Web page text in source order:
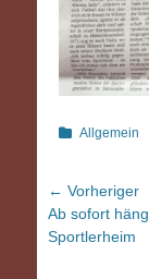
Kategorien
Allgemein
← Vorheriger
Vorheriger
Beitrag:
Ab sofort
Sportlerheim